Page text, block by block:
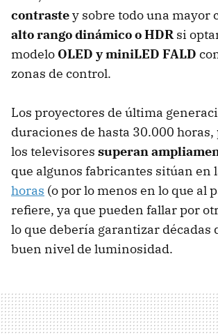
contrastey sobre todo una mayor
alto rango dinámico o HDR si
modelo OLED y miniLED FALD
zonas de control.
Los proyectores de última
duraciones de hasta 30.000 horas,
los televisores superan
que algunos fabricantes sitúan en
horas (o por lo menos en lo que al
refiere, ya que pueden fallar por
lo que debería garantizar décadas
buen nivel de luminosidad.